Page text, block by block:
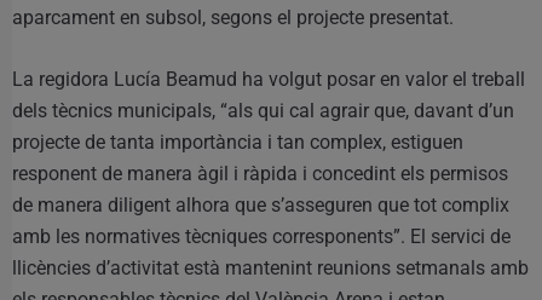
aparcament en subsol, segons el projecte presentat.
La regidora Lucía Beamud ha volgut posar en valor el treball
dels tècnics municipals, “als qui cal agrair que, davant d’un
projecte de tanta importància i tan complex, estiguen
responent de manera àgil i ràpida i concedint els permisos
de manera diligent alhora que s’asseguren que tot complix
amb les normatives tècniques corresponents”. El servici de
llicències d’activitat està mantenint reunions setmanals amb